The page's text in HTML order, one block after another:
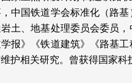
中国铁道学会标准化（路
土、地基处理委员会委员
报》《铁道建筑》《路基
护相关研究。曾获得国家科